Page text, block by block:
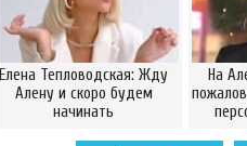
Елена Тепловодская: Жду
Алену и скоро будем
начинать
На